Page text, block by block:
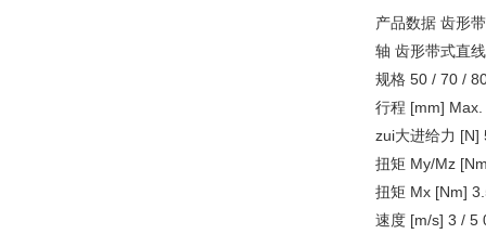
产品数据 齿形
轴 齿形带式直
规格 50 / 70 /
行程 [mm]
zui大进给力
扭矩 My/Mz
扭矩 Mx [Nm]
速度 [m/s] 3 / 5